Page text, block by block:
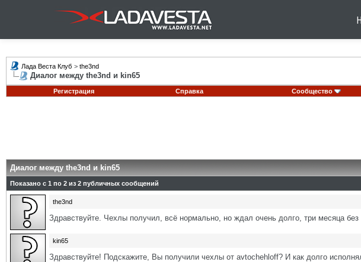
Лада Веста Клуб > the3nd
Диалог между the3nd и kin65
Регистрация
Справка Сообщество
Диалог между the3nd и kin65
Показано с 1 по 2 из 2 публичных сообщений
the3nd
Здравствуйте. Чехлы получил, всё нормально, но ждал очень долго, три месяца
kin65
Здравствуйте! Подскажите, Вы получили чехлы от avtochehloff? И как долго